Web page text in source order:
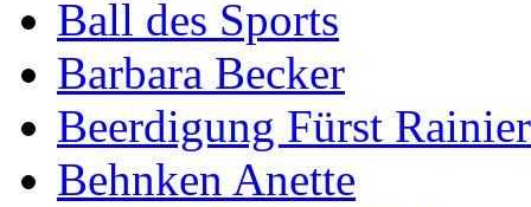
Ball des Sports
Barbara Becker
Beerdigung Fürst Rainier
Behnken Anette